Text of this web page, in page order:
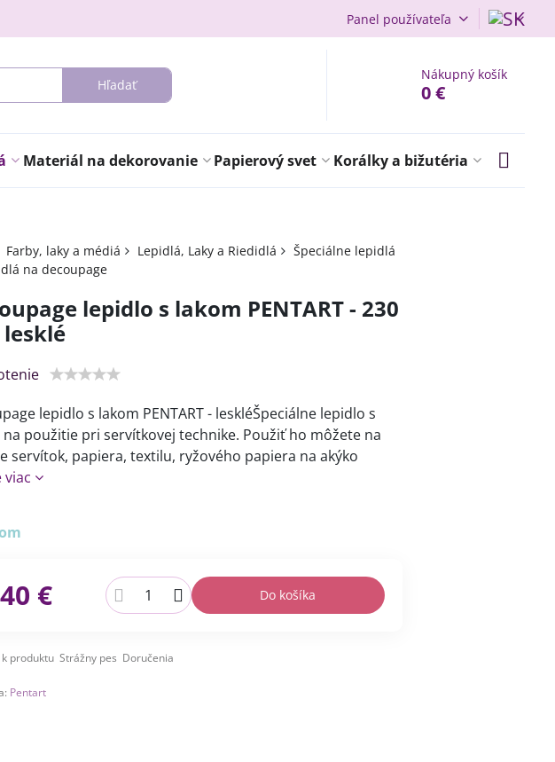
Panel používateľa
Hľadať
Nákupný košík
0 €
Materiál na dekorovanie Papierový svet Korálky a bižutéria
Farby, laky a médiá Lepidlá, Laky a Riedidlá
Špeciálne lepidlá
na decoupage
lepidlo s lakom PENTART - 230
lepidlo s lakom PENTART - leskléŠpeciálne lepidlo s
na použitie pri servítkovej technike. Použiť ho môžete na
servítok, papiera, textilu, ryžového papiera na akýko
viac
€ Do košíka
produktu Strážny pes Doručenia
Pentart